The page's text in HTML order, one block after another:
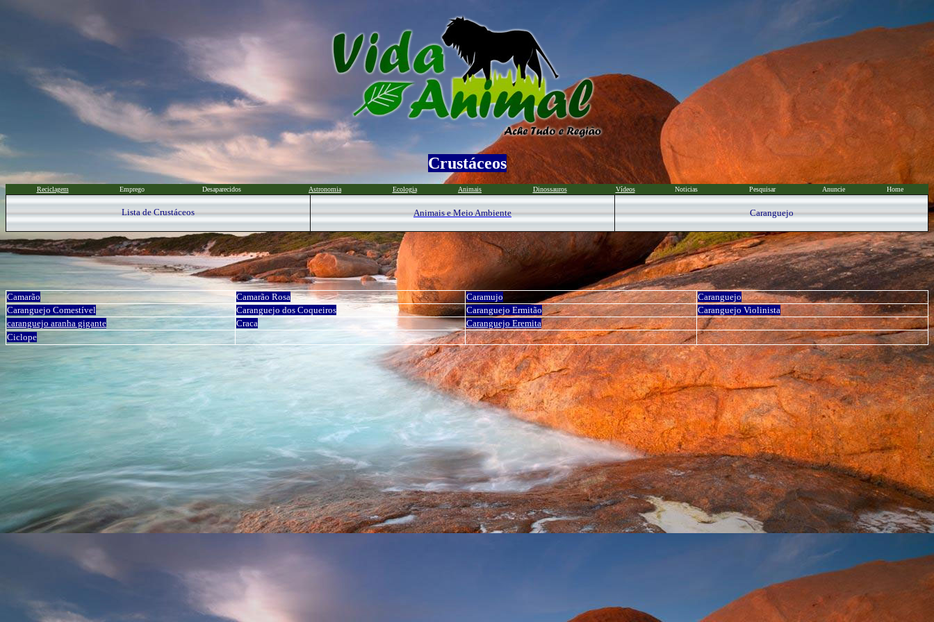
Crustáceos
Reciclagem Emprego Desaparecidos Astronomia Ecologia Animais Dinossauros Vídeos Noticias Pesquisar Anuncie Home
Lista de Crustáceos Animais e Meio Ambiente Caranguejo
Camarão Camarão Rosa Caramujo
Caranguejo
Caranguejo Comestível
Caranguejo dos Coqueiros Caranguejo Ermitão
Caranguejo Violinista
caranguejo aranha gigante
Craca
Caranguejo Eremita
Ciclope